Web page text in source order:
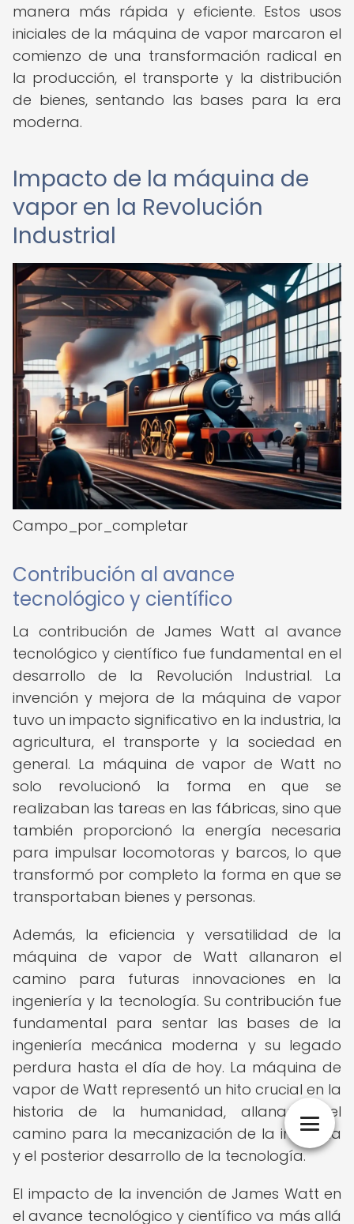
manera más rápida y eficiente. Estos usos
iniciales de la máquina de vapor marcaron el
comienzo de una transformación radical en
la producción, el transporte y la distribución
de bienes, sentando las bases para la era
moderna.
Impacto de la máquina de
vapor en la Revolución
Industrial
Campo_por_completar
Contribución al avance
tecnológico y científico
La contribución de James Watt al avance
tecnológico y científico fue fundamental en el
desarrollo de la Revolución Industrial. La
invención y mejora de la máquina de vapor
tuvo un impacto significativo en la industria, la
agricultura, el transporte y la sociedad en
general. La máquina de vapor de Watt no
solo revolucionó la forma en que se
realizaban las tareas en las fábricas, sino que
también proporcionó la energía necesaria
para impulsar locomotoras y barcos, lo que
transformó por completo la forma en que se
transportaban bienes y personas.
Además, la eficiencia y versatilidad de la
máquina de vapor de Watt allanaron el
camino para futuras innovaciones en la
ingeniería y la tecnología. Su contribución fue
fundamental para sentar las bases de la
ingeniería mecánica moderna y su legado
perdura hasta el día de hoy. La máquina de
vapor de Watt representó un hito crucial en la
historia de la humanidad, allanando el
camino para la mecanización de la industria
y el posterior desarrollo de la tecnología.
El impacto de la invención de James Watt en
el avance tecnológico y científico va más allá